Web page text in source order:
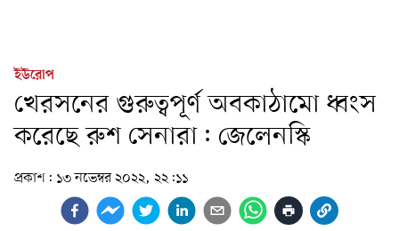
ইউরোপ
খেরসনের গুরুত্বপূর্ণ অবকাঠামো ধ্বংস
করেছে রুশ সেনারা: জেলেনস্কি
প্রকাশ: ১৩ নভেম্বর ২০২২, ২২:১১